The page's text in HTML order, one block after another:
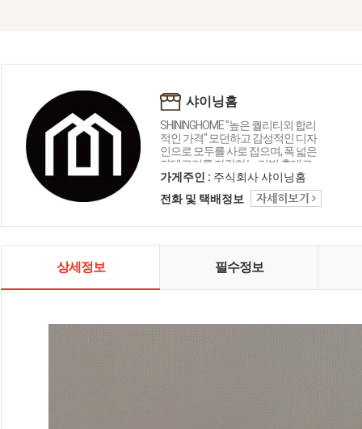
샤이닝홈
SHININGHOME "높은 퀄리티외 합리
적인 가격" 모던하고 감성적인 디자
인으로 모두를 사로 잡으며, 폭 넓은
카테고리를 자랑하는 리빙 홈데코
인테리어 샤이닝홈입니다.
가게주인 : 주식회사 샤이닝홈
전화 및 택배정보
상세정보 필수정보